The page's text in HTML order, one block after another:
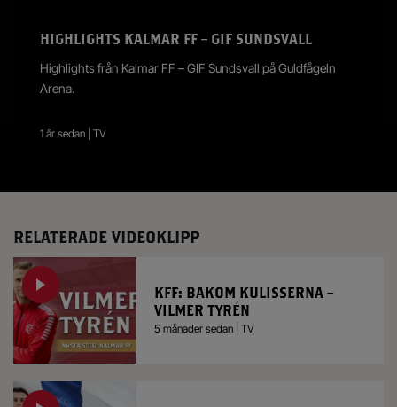
HIGHLIGHTS KALMAR FF – GIF SUNDSVALL
Highlights från Kalmar FF – GIF Sundsvall på Guldfågeln
Arena.
1 år sedan | TV
RELATERADE VIDEOKLIPP
KFF: BAKOM KULISSERNA –
VILMER TYRÉN
5 månader sedan | TV